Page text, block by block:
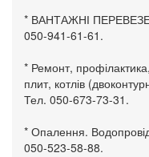
* ВАНТАЖНІ
050-941-61-61.
* Ремонт,
плит, котлів
Тел. 050-673-73-31.
* Опалення.
050-523-58-88.